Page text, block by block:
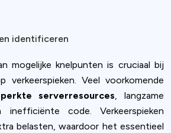
identificeren
mogelijke knelpunten is cruciaal bij
verkeerspieken. Veel voorkomende
serverresources, langzame
inefficiënte code. Verkeerspieken
belasten, waardoor het essentieel